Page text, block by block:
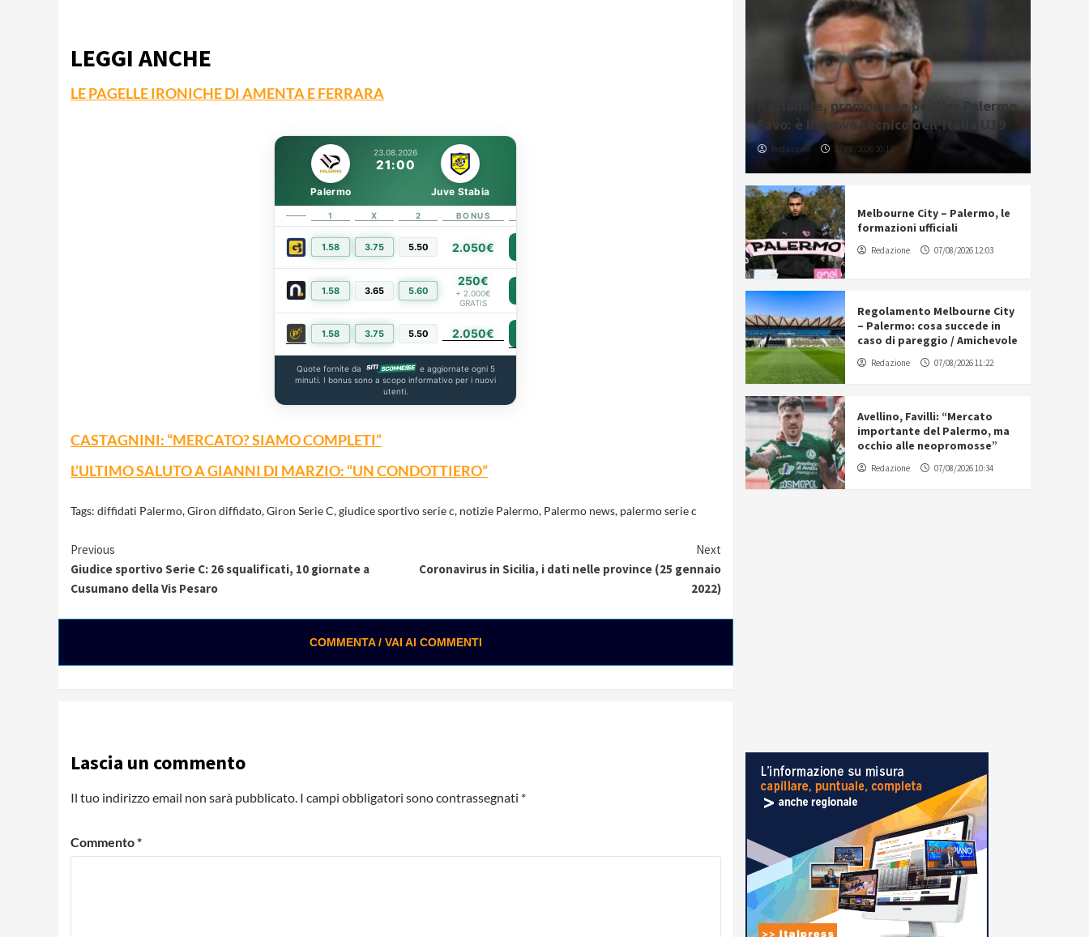
LEGGI ANCHE
LE PAGELLE IRONICHE DI AMENTA E FERRARA
23.08.2026
21:00
Palermo Juve Stabia
1 X 2 BONUS
1.58 3.75 5.50 2.050€
1.58 3.65 5.60
250€
+ 2.000€
GRATIS
1.58 3.75 5.50 2.050€
Quote fornite da
e aggiornate ogni 5
minuti. I bonus sono a scopo informativo per i nuovi
utenti.
CASTAGNINI: “MERCATO? SIAMO COMPLETI”
L’ULTIMO SALUTO A GIANNI DI MARZIO: “UN CONDOTTIERO”
Tags: diffidati Palermo,Giron diffidato,Giron Serie C,giudice sportivo serie c, notizie Palermo, Palermo news, palermo serie c
Continue
Reading
Previous
Giudice sportivo Serie C: 26 squalificati, 10 giornate a
Cusumano della Vis Pesaro
Next
Coronavirus in Sicilia, i dati nelle province (25 gennaio
2022)
COMMENTA / VAI AI COMMENTI
Lascia un commento
Il tuo indirizzo email non sarà pubblicato. I campi obbligatori sono contrassegnati *
Commento*
Nazionale, promozione per l’ex Palermo
Favo: è il nuovo tecnico dell’Italia U19
Redazione 07/08/2026 20:12
Melbourne City – Palermo, le
formazioni ufficiali
Redazione 07/08/2026 12:03
Regolamento Melbourne City
– Palermo: cosa succede in
caso di pareggio / Amichevole
Redazione 07/08/2026 11:22
Avellino, Favilli: “Mercato
importante del Palermo, ma
occhio alle neopromosse”
Redazione 07/08/2026 10:34